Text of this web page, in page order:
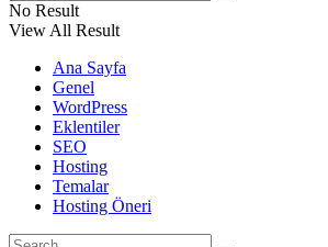
No Result
View All Result
Ana Sayfa
Genel
WordPress
Eklentiler
SEO
Hosting
Temalar
Hosting Öneri